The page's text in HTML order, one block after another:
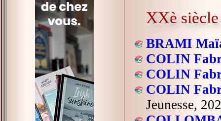
XXè siècle
BRAMI
COLIN
COLIN
COLIN
Jeunesse,